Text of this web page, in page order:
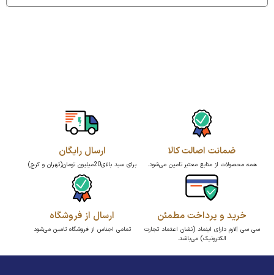
ضمانت اصالت کالا
همه محصولات از منابع معتبر تامین می‌شود.
ارسال رایگان
برای سبد بالای20میلیون تومان(تهران و کرج)
خرید و پرداخت مطمئن
سی سی آلارم دارای اینماد (نشان اعتماد تجارت
الکترونیک) می‌باشد.
ارسال از فروشگاه
تمامی اجناس از فروشگاه تامین می‌شود